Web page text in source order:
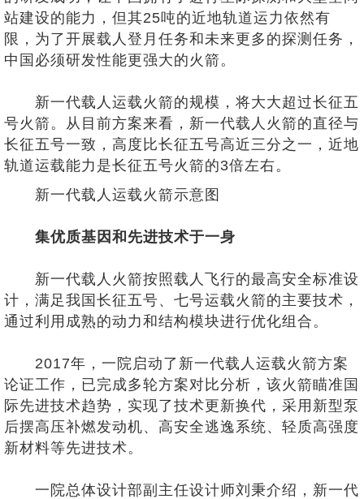
站建设的能力，但其25吨的近地轨道运力依然有
限，为了开展载人登月任务和未来更多的探测任务，
中国必须研发性能更强大的火箭。
新一代载人运载火箭的规模，将大大超过长征五
号火箭。从目前方案来看，新一代载人火箭的直径与
长征五号一致，高度比长征五号高近三分之一，近地
轨道运载能力是长征五号火箭的3倍左右。
新一代载人运载火箭示意图
集优质基因和先进技术于一身
新一代载人火箭按照载人飞行的最高安全标准设
计，满足我国长征五号、七号运载火箭的主要技术，
通过利用成熟的动力和结构模块进行优化组合。
2017年，一院启动了新一代载人运载火箭方案
论证工作，已完成多轮方案对比分析，该火箭瞄准国
际先进技术趋势，实现了技术更新换代，采用新型泵
后摆高压补燃发动机、高安全逃逸系统、轻质高强度
新材料等先进技术。
一院总体设计部副主任设计师刘秉介绍，新一代